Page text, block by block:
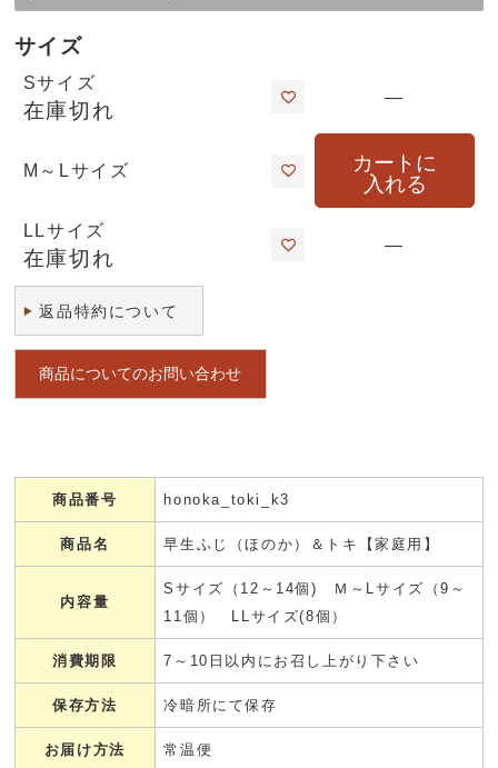
サイズ
Sサイズ
在庫切れ
—
M～Lサイズ
カートに
入れる
LLサイズ
在庫切れ
—
返品特約について
商品についてのお問い合わせ
商品番号 honoka_toki_k3
商品名 早生ふじ（ほのか）＆トキ【家庭用】
内容量
Sサイズ（12～14個) Ｍ～Lサイズ（9～
11個） LLサイズ(8個）
消費期限 7～10日以内にお召し上がり下さい
保存方法 冷暗所にて保存
お届け方法 常温便